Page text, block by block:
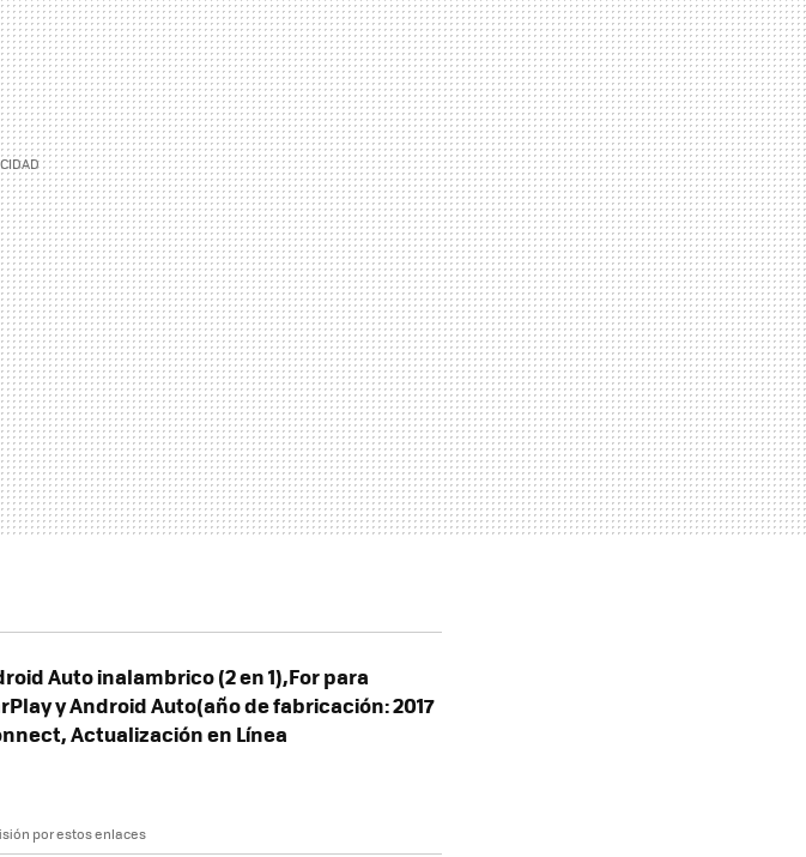
Auto inalambrico (2 en 1),For para
y Android Auto(año de fabricación: 2017
Actualización en Línea
por estos enlaces